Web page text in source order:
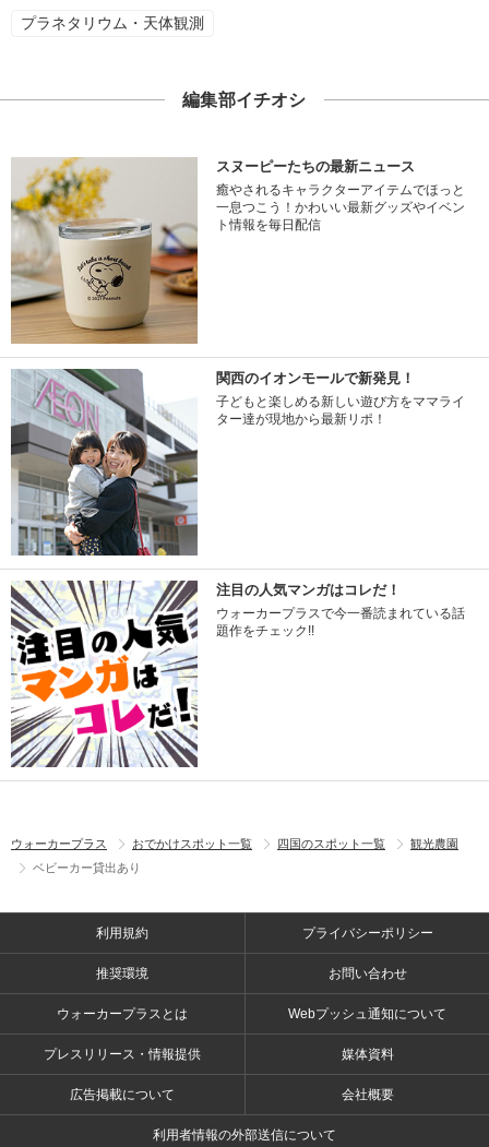
プラネタリウム・天体観測
編集部イチオシ
スヌーピーたちの最新ニュース
癒やされるキャラクターアイテムでほっと
一息つこう！かわいい最新グッズやイベン
ト情報を毎日配信
関西のイオンモールで新発見！
子どもと楽しめる新しい遊び方をママライ
ター達が現地から最新リポ！
注目の人気マンガはコレだ！
ウォーカープラスで今一番読まれている話
題作をチェック!!
ウォーカープラス おでかけスポット一覧 四国のスポット一覧
観光農園
ベビーカー貸出あり
利用規約 プライバシーポリシー
推奨環境 お問い合わせ
ウォーカープラスとは Webプッシュ通知について
プレスリリース・情報提供 媒体資料
広告掲載について 会社概要
利用者情報の外部送信について